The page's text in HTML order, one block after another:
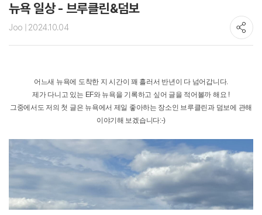
뉴욕 일상 - 브루클린&덤보
Joo | 2024.10.04
어느새 뉴욕에 도착한 지 시간이 꽤 흘러서 반년이 다 넘어갑니다.
제가 다니고 있는 EF와 뉴욕을 기록하고 싶어 글을 적어볼까 해요 !
그중에서도 저의 첫 글은 뉴욕에서 제일 좋아하는 장소인 브루클린과 덤보에 관해
이야기해 보겠습니다:-)
우리가 생각하는 뉴욕의 타임스퀘어, 센트럴 파크와는 조금 멀리 떨어져 있지만,
무척 아름다워서 뉴욕에 온다면 꼭 방문해야 하는 곳 중 하나인데요.
덤보와 브루클린은 가까이 있어서 함께 묶어서 방문하는 장소들입니다.
화려하고 사람들이 많은 메인 시티와는 다르게 브루클린은 조금 더 한적하고 깔끔
한 장소인 것 같아요! 그리고 사진찍기에 좋은 장소들도 많이 있답니다.